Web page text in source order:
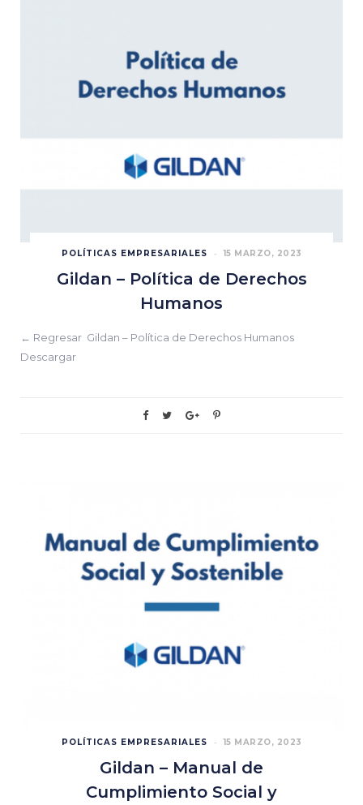
POLÍTICAS EMPRESARIALES 15 MARZO, 2023
Gildan – Política de Derechos
Humanos
← Regresar Gildan – Política de Derechos Humanos
Descargar
POLÍTICAS EMPRESARIALES 15 MARZO, 2023
Gildan – Manual de
Cumplimiento Social y